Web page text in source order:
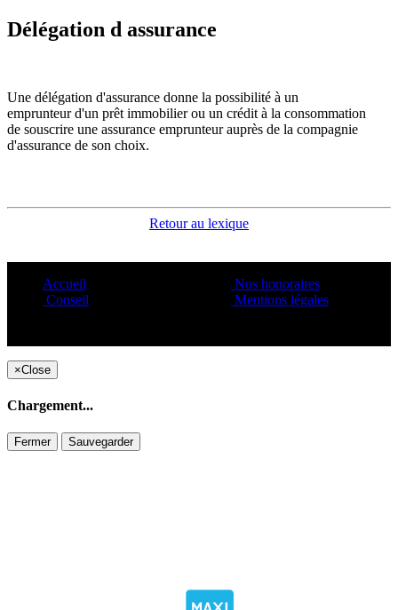
Délégation d assurance
Une délégation d'assurance donne la possibilité à un
emprunteur d'un prêt immobilier ou un crédit à la consommation
de souscrire une assurance emprunteur auprès de la compagnie
d'assurance de son choix.
Retour au lexique
Accueil
Conseil
Nos honoraires
Mentions légales
×Close
Chargement...
Fermer Sauvegarder